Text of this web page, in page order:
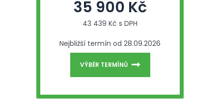
35 900 Kč
43 439 Kč s DPH
Nejbližší termín od 28.09.2026
VÝBĚR TERMÍNŮ